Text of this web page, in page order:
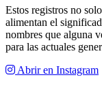
Estos registros no
alimentan el
nombres que alguna
para las actuales
Abrir en Instagram